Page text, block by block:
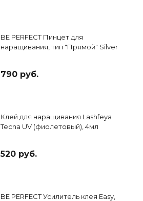
BE PERFECT Пинцет для
наращивания, тип "Прямой" Silver
790 руб.
Клей для наращивания Lashfeya
Tecna UV (фиолетовый), 4мл
520 руб.
BE PERFECT Усилитель клея Easy,